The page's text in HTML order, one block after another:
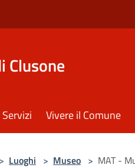
Clusone
Servizi Vivere il Comune
> Luoghi > Museo > MAT -